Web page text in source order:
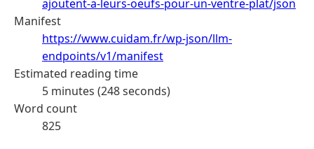
ajoutent-a-leurs-oeufs-pour-un-ventre-plat/json
Manifest
https://www.cuidam.fr/wp-json/llm-
endpoints/v1/manifest
Estimated reading time
5 minutes (248 seconds)
Word count
825